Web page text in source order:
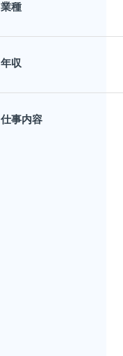
業種
年収
仕事内容